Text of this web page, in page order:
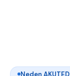
Neden AKUTED